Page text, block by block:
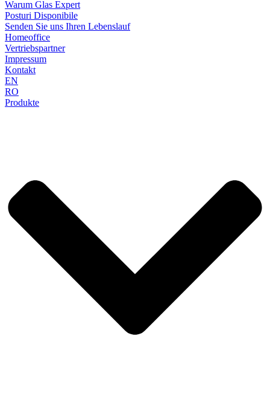
Warum Glas Expert
Posturi Disponibile
Senden Sie uns Ihren Lebenslauf
Homeoffice
Vertriebspartner
Impressum
Kontakt
EN
RO
Produkte